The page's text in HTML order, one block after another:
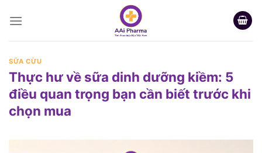
SỮA CỪU
Thực hư về sữa dinh dưỡng kiềm: 5
điều quan trọng bạn cần biết trước khi
chọn mua